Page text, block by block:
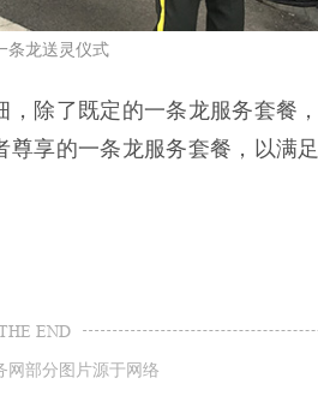
条龙送灵仪式
除了既定的一条龙服务套餐
享的一条龙服务套餐，以满
END
网部分图片源于网络